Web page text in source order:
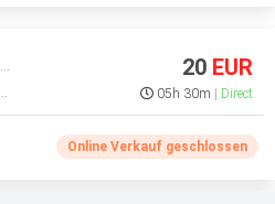
20 EUR
05h 30m Direct
Online Verkauf geschlossen